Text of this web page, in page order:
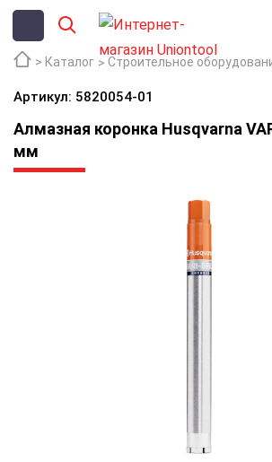
Каталог Строительное
Артикул: 5820054-01
Алмазная коронка Husqvarna
мм